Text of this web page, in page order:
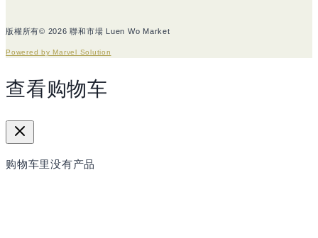
版權所有© 2026 聯和市場 Luen Wo Market
Powered by Marvel Solution
查看购物车
购物车里没有产品